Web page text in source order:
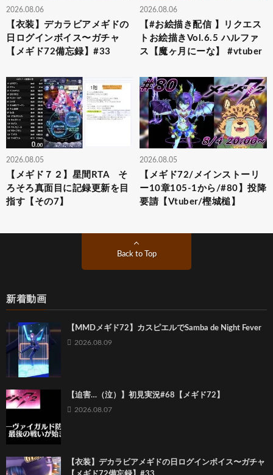
2026.08.06
【衣装】デカラビアメギドの
日ログインボイス〜ガチャ
【メギド72備忘録】#33
2026.08.06
【#お絵描き配信 】リクエス
トお絵描きVol.6.5 ハルファ
ス【魔ヶ月にーな】 #vtuber
2026.08.05
【メギド７２】星間RTA そ
ろそろ真面目に記録更新を目
指す【その7】
2026.08.05
【メギド72/メインストーリ
ー10章105-1から/#80】投降
要請【Vtuber/樫城槌】
Back to Top
新着動画
【MMDメギド72】カスピエルでSamba de Night Fever
2026.08.09
【迫害…（泣）】初見実況#68【メギド72】
2026.08.07
【衣装】デカラビアメギドの日ログインボイス〜ガチャ